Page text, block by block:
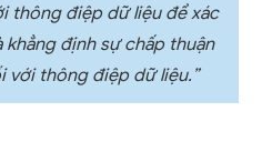
thông điệp dữ liệu để xác
khẳng định sự chấp thuận
với thông điệp dữ liệu.”